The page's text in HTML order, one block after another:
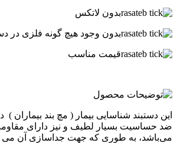
بدون لاتکس
بدون وجود هیچ گونه فلزی در
قیمت مناسب
این دستبند شناسایی بیمار ( مچ بند بیماران
ضد حساسیت بسیار لطیف و نیز دارای
می‌باشد، به طوری که جهت جداسازی آن می